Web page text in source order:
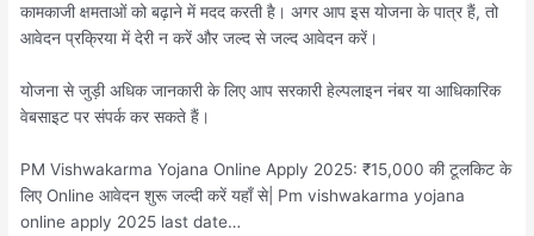
कामकाजी क्षमताओं को बढ़ाने में मदद करती है। अगर आप इस योजना के पात्र हैं, तो
आवेदन प्रक्रिया में देरी न करें और जल्द से जल्द आवेदन करें।
योजना से जुड़ी अधिक जानकारी के लिए आप सरकारी हेल्पलाइन नंबर या आधिकारिक
वेबसाइट पर संपर्क कर सकते हैं।
PM Vishwakarma Yojana Online Apply 2025: ₹15,000 की टूलकिट के
लिए Online आवेदन शुरू जल्दी करें यहाँ से| Pm vishwakarma yojana
online apply 2025 last date…